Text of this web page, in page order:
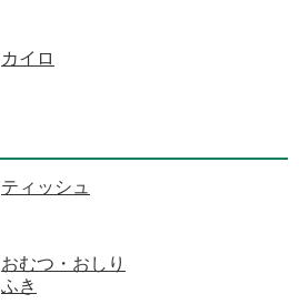
カイロ
ティッシュ
おむつ・おしり
ふき